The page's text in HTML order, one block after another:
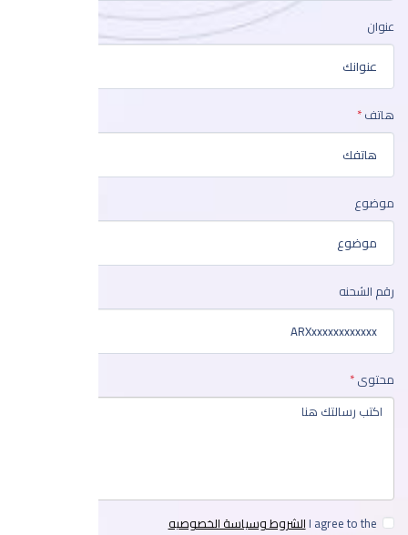
عنوان
هاتف
موضوع
رقم الشحنه
محتوى
I agree to theالشروط وسياسة الخصوصيه